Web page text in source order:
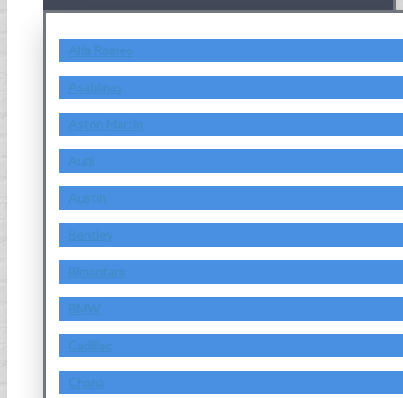
Alfa Romeo
Asahimas
Aston Martin
Audi
Austin
Bentley
Bimantara
BMW
Cadillac
Chana